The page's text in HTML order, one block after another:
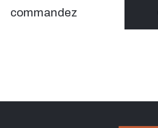
commandez